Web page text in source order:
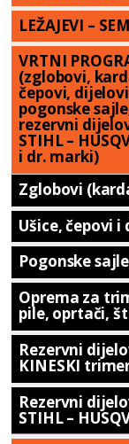
LEŽAJEVI –
VRTNI
(zglobovi,
čepovi,
pogonske
rezervni
STIHL –
i dr. marki)
Zglobovi
Ušice, čepovi
Pogonske
Oprema za
pile, oprtači,
Rezervni
KINESKI
Rezervni
STIHL –